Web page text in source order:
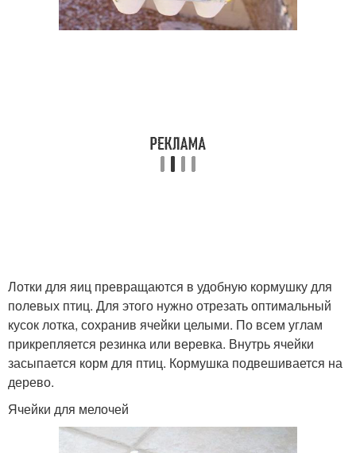
Лотки для яиц превращаются в удобную кормушку для
полевых птиц. Для этого нужно отрезать оптимальный
кусок лотка, сохранив ячейки целыми. По всем углам
прикрепляется резинка или веревка. Внутрь ячейки
засыпается корм для птиц. Кормушка подвешивается на
дерево.
Ячейки для мелочей